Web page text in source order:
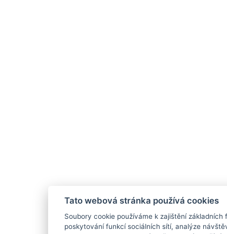
Tato webová stránka používá cookies
Soubory cookie používáme k zajištění základních
poskytování funkcí sociálních sítí, analýze